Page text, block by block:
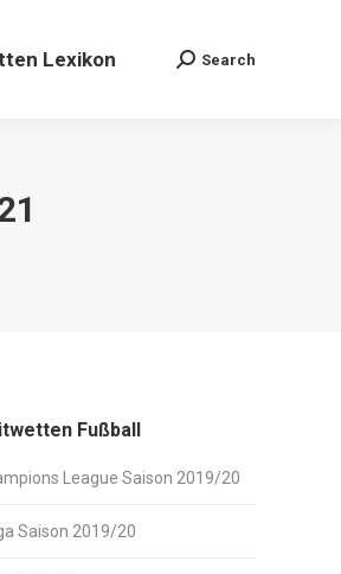
Lexikon Search:
Search
Fußball
League Saison 2019/20
Saison 2019/20